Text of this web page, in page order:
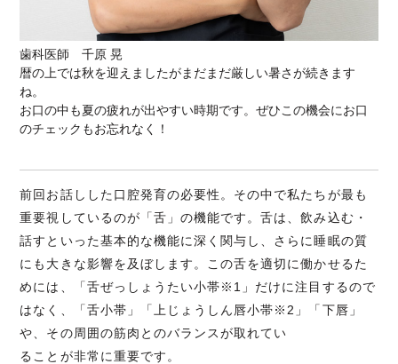
歯科医師 千原 晃
暦の上では秋を迎えましたがまだまだ厳しい暑さが続きます
ね。
お口の中も夏の疲れが出やすい時期です。ぜひこの機会にお口
のチェックもお忘れなく！
前回お話しした口腔発育の必要性。その中で私たちが最も
重要視しているのが「舌」の機能です。舌は、飲み込む・
話すといった基本的な機能に深く関与し、さらに睡眠の質
にも大きな影響を及ぼします。この舌を適切に働かせるた
めには、「舌ぜっしょうたい小帯※1」だけに注目するので
はなく、「舌小帯」「上じょうしん唇小帯※2」「下唇」
や、その周囲の筋肉とのバランスが取れてい
ることが非常に重要です。